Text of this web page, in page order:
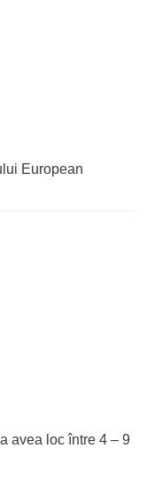
European
avea loc între 4 – 9